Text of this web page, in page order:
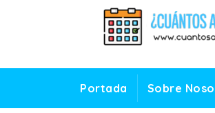
Portada Sobre